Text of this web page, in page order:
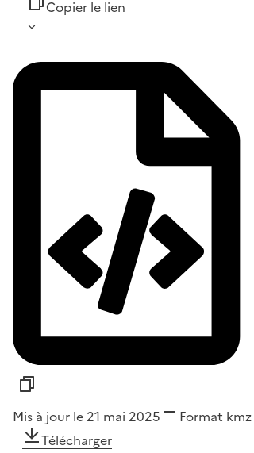
Copier le lien
Mis à jour le 21 mai 2025 Format kmz
Télécharger